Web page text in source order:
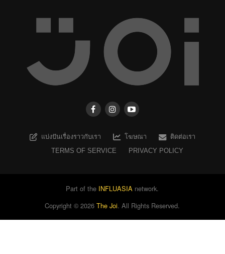
แบ่งปันเรื่องราวกับเรา โฆษณา
ติดต่อเรา
TERMS OF SERVICE
PRIVACY POLICY
Part of the INFLUASIA network.
Copyright ©2026 The Joi. All Rights Reserved.